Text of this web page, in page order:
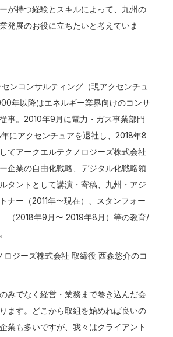
が持つ経験とスキルによって、九州の
発展のお役に立ちたいと考えていま
ンコンサルティング（現アクセンチュ
年以降はエネルギー業界向けのコンサ
事。2010年9月に電力・ガス事業部門
にアクセンチュアを退社し、2018年8
てアークエルテクノロジーズ株式会社
企業の自由化戦略、デジタル化戦略領
タントとして講演・寄稿、九州・アジ
ナー（2011年〜現在）、スタンフォー
（2018年9月〜 2019年8月）等の教育/
ロジーズ株式会社 取締役 西森悠介のコ
みでなく経営・業務まで巻き込んだ会
ます。どこから取組を始めれば良いの
業も多いですが、我々はクライアント